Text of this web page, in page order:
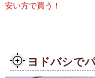
安い方で買う！
ヨドバシで